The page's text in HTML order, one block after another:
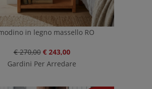
in legno massello RO
€ 270,00 € 243,00
Gardini Per Arredare